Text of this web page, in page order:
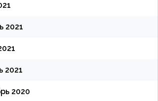
2021
2021
2020